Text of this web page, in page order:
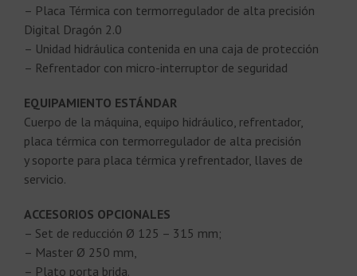
– Placa Térmica con termorregulador de alta precisión
Digital Dragón 2.0
– Unidad hidráulica contenida en una caja de protección
– Refrentador con micro-interruptor de seguridad
EQUIPAMIENTO ESTÁNDAR
Cuerpo de la máquina, equipo hidráulico, refrentador,
placa térmica con termorregulador de alta precisión
y soporte para placa térmica y refrentador, llaves de
servicio.
ACCESORIOS OPCIONALES
– Set de reducción Ø 125 – 315 mm;
– Master Ø 250 mm,
– Plato porta brida.